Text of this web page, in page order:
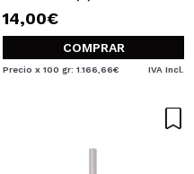
14,00€
COMPRAR
Precio x 100 gr: 1.166,66€ IVA Incl.